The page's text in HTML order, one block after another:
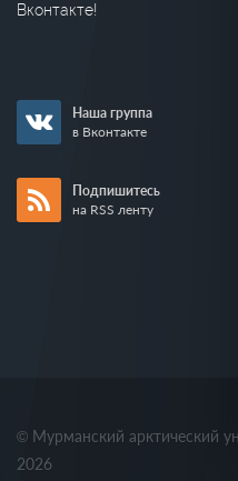
Вконтакте!
Наша группа
в Вконтакте
Подпишитесь
на RSS ленту
© Мурманский арктический
2026